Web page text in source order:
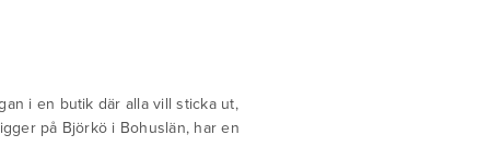
i en butik där alla vill sticka ut,
på Björkö i Bohuslän, har en